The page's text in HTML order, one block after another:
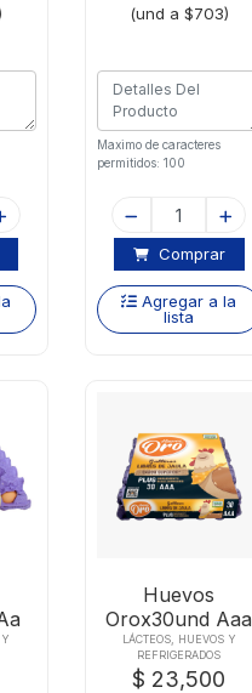
(und a $703)
Maximo de caracteres
permitidos: 100
Comprar
Agregar a la
lista
Huevos
Orox30und Aaa
Plus
LÁCTEOS, HUEVOS Y
REFRIGERADOS
$ 23,500